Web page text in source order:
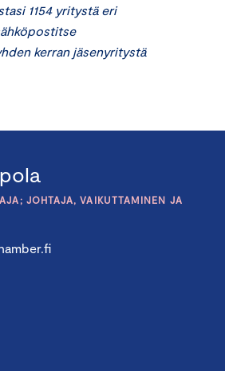
1154 yritystä eri
kerran jäsenyritystä
JOHTAJA, VAIKUTTAMINEN JA